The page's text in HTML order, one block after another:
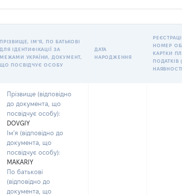
ПРІЗВИЩЕ, ІМʼЯ, ПО БАТЬКОВІ
ДЛЯ ІДЕНТИФІКАЦІЇ ЗА
МЕЖАМИ УКРАЇНИ, ДОКУМЕНТ,
ЩО ПОСВІДЧУЄ ОСОБУ
ДАТА
НАРОДЖЕННЯ
НОМЕР
КАРТКИ
ПОДАТКІВ
Прізвище (відповідно
до документа, що
посвідчує особу):
DOVGIY
Ім’я (відповідно до
документа, що
посвідчує особу):
MAKARIY
По батькові
(відповідно до
документа, що